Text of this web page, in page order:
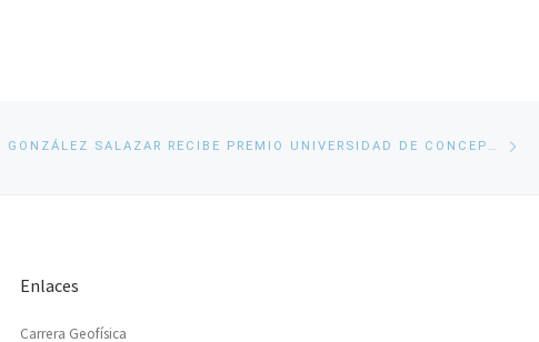
ANTONIA GONZÁLEZ SALAZAR RECIBE PREMIO UNIVERSIDAD DE CONCEPCIÓN 2026
Enlaces
Carrera Geofísica